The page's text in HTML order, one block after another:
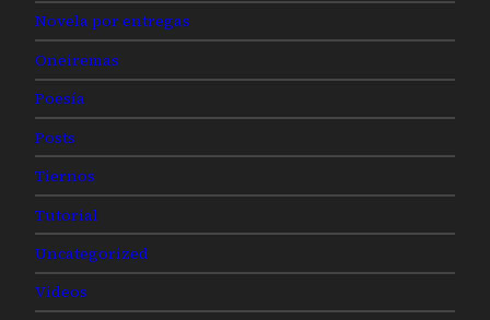
Novela por entregas
Oneiremas
Poesía
Posts
Tiernos
Tutorial
Uncategorized
Videos